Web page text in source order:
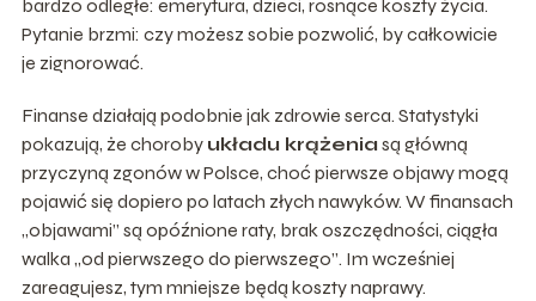
bardzo odległe: emerytura, dzieci, rosnące koszty życia.
Pytanie brzmi: czy możesz sobie pozwolić, by całkowicie
je zignorować.
Finanse działają podobnie jak zdrowie serca. Statystyki
pokazują, że choroby układu krążenia są główną
przyczyną zgonów w Polsce, choć pierwsze objawy mogą
pojawić się dopiero po latach złych nawyków. W finansach
„objawami” są opóźnione raty, brak oszczędności, ciągła
walka „od pierwszego do pierwszego”. Im wcześniej
zareagujesz, tym mniejsze będą koszty naprawy.